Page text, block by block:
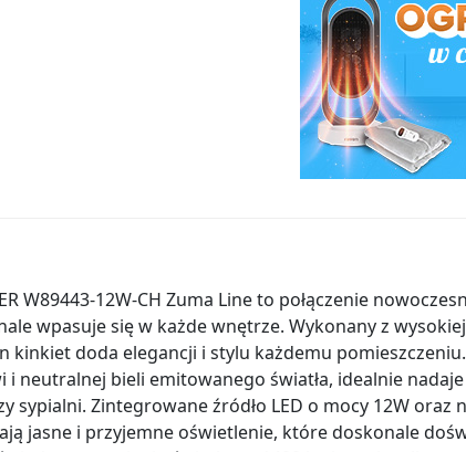
W89443-12W-CH Zuma Line to połączenie
wpasuje się w każde wnętrze. Wykonany z
kinkiet doda elegancji i stylu każdemu
neutralnej bieli emitowanego światła, idealnie
sypialni. Zintegrowane źródło LED o mocy 12W oraz
jasne i przyjemne oświetlenie, które doskonale